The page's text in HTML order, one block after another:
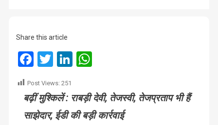
जब्त
Share this article
Facebook
TwitterLinkedIn
WhatsApp
Post Views: 251
बढ़ीं मुश्किलें : राबड़ी देवी, तेजस्वी, तेजप्रताप भी हैं
साझेदार, ईडी की बड़ी कार्रवाई